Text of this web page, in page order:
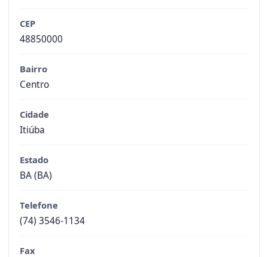
CEP
48850000
Bairro
Centro
Cidade
Itiúba
Estado
BA (BA)
Telefone
(74) 3546-1134
Fax